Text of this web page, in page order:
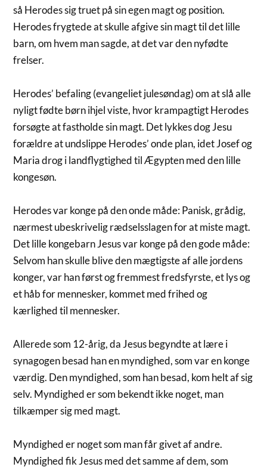
så Herodes sig truet på sin egen magt og position.
Herodes frygtede at skulle afgive sin magt til det lille
barn, om hvem man sagde, at det var den nyfødte
frelser.
Herodes’ befaling (evangeliet julesøndag) om at slå alle
nyligt fødte børn ihjel viste, hvor krampagtigt Herodes
forsøgte at fastholde sin magt. Det lykkes dog Jesu
forældre at undslippe Herodes’ onde plan, idet Josef og
Maria drog i landflygtighed til Ægypten med den lille
kongesøn.
Herodes var konge på den onde måde: Panisk, grådig,
nærmest ubeskrivelig rædselsslagen for at miste magt.
Det lille kongebarn Jesus var konge på den gode måde:
Selvom han skulle blive den mægtigste af alle jordens
konger, var han først og fremmest fredsfyrste, et lys og
et håb for mennesker, kommet med frihed og
kærlighed til mennesker.
Allerede som 12-årig, da Jesus begyndte at lære i
synagogen besad han en myndighed, som var en konge
værdig. Den myndighed, som han besad, kom helt af sig
selv. Myndighed er som bekendt ikke noget, man
tilkæmper sig med magt.
Myndighed er noget som man får givet af andre.
Myndighed fik Jesus med det samme af dem, som